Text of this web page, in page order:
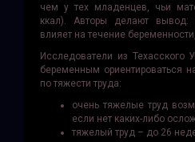
чем у тех младенцев, чьи
ккал). Авторы делают вывод:
влияет на течение
Исследователи из Техасского
беременным ориентироваться
по тяжести труда:
очень тяжелые труд
если нет каких-либо
тяжелый труд – до 26